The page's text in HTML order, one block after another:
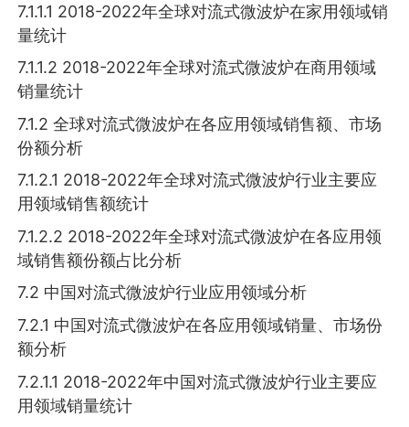
7.1.1.1 2018-2022年全球对流式微波炉在家用领域销
量统计
7.1.1.2 2018-2022年全球对流式微波炉在商用领域
销量统计
7.1.2 全球对流式微波炉在各应用领域销售额、市场
份额分析
7.1.2.1 2018-2022年全球对流式微波炉行业主要应
用领域销售额统计
7.1.2.2 2018-2022年全球对流式微波炉在各应用领
域销售额份额占比分析
7.2 中国对流式微波炉行业应用领域分析
7.2.1 中国对流式微波炉在各应用领域销量、市场份
额分析
7.2.1.1 2018-2022年中国对流式微波炉行业主要应
用领域销量统计